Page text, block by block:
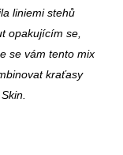
liniemi stehů
opakujícím se,
se vám tento mix
kraťasy